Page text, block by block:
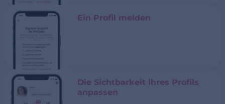
Ein Profil melden
Die Sichtbarkeit lhres Profils
anpassen